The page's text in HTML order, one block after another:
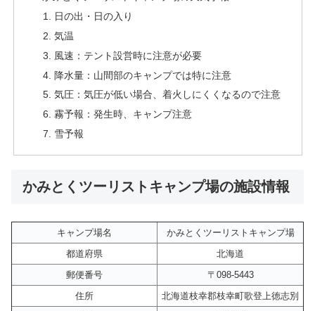
日の出・日の入り
気温
風速：テント設営時に注意が必要
降水量：山間部のキャンプでは特に注意
気圧：気圧が低い場合、着火しにくくなるので注意
霧予報：発生時、キャンプ注意
雪予報
かみとくツーリストキャンプ場の施設情報
キャンプ場名
かみとくツーリストキャンプ場
都道府県
北海道
郵便番号
〒098-5443
住所
北海道枝幸郡枝幸町歌登上徳志別